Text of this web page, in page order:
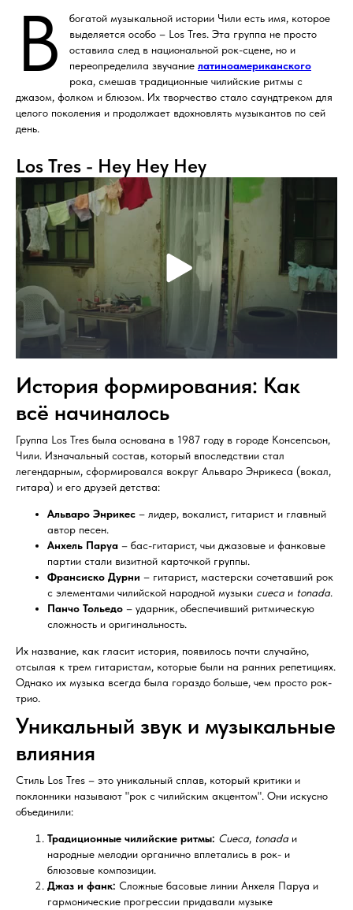
В
богатой музыкальной истории Чили есть имя, которое
выделяется особо – Los Tres. Эта группа не просто
оставила след в национальной рок-сцене, но и
переопределила звучание латиноамериканского
рока, смешав традиционные чилийские ритмы с
джазом, фолком и блюзом. Их творчество стало саундтреком для
целого поколения и продолжает вдохновлять музыкантов по сей
день.
Los Tres - Hey Hey Hey
История формирования: Как
всё начиналось
Группа Los Tres была основана в 1987 году в городе Консепсьон,
Чили. Изначальный состав, который впоследствии стал
легендарным, сформировался вокруг Альваро Энрикеса (вокал,
гитара) и его друзей детства:
Альваро Энрикес – лидер, вокалист, гитарист и главный
автор песен.
Анхель Паруа – бас-гитарист, чьи джазовые и фанковые
партии стали визитной карточкой группы.
Франсиско Дурни – гитарист, мастерски сочетавший рок
с элементами чилийской народной музыки cuecaи tonada.
Панчо Тольедо – ударник, обеспечивший ритмическую
сложность и оригинальность.
Их название, как гласит история, появилось почти случайно,
отсылая к трем гитаристам, которые были на ранних репетициях.
Однако их музыка всегда была гораздо больше, чем просто рок-
трио.
Уникальный звук и музыкальные
влияния
Стиль Los Tres – это уникальный сплав, который критики и
поклонники называют "рок с чилийским акцентом". Они искусно
объединили:
Традиционные чилийские ритмы: Cueca, tonadaи
народные мелодии органично вплетались в рок- и
блюзовые композиции.
Джаз и фанк: Сложные басовые линии Анхеля Паруа и
гармонические прогрессии придавали музыке